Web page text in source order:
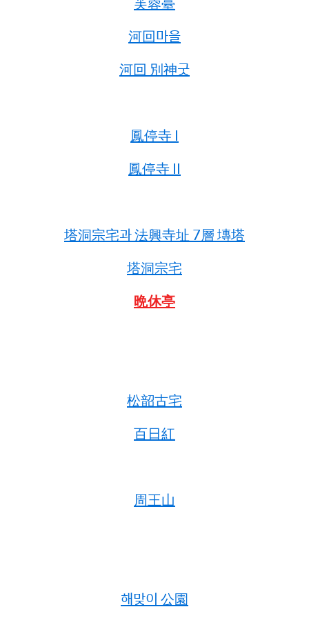
河回마을
河回 別神굿
鳳停寺 I
鳳停寺 II
塔洞宗宅과 法興寺址 7層 塼塔
塔洞宗宅
晩休亭
松韶古宅
百日紅
周王山
해맞이 公園